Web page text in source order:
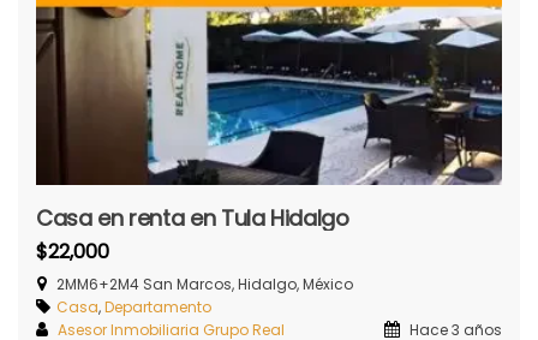
Casa en renta en Tula Hidalgo
$22,000
2MM6+2M4 San Marcos, Hidalgo, México
Casa,Departamento
Asesor Inmobiliaria Grupo Real
Hace 3 años